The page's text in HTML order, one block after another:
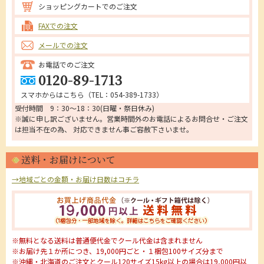
ショッピングカートでのご注文
FAXでの注文
メールでの注文
お電話でのご注文
0120-89-1713
スマホからはこちら（TEL：054-389-1733）
受付時間 9：30～18：30(日曜・祭日休み)
※誠に申し訳ございません。営業時間外のお電話によるお問合せ・ご注文
は担当不在の為、 対応できません事ご容赦下さいませ。
送料・お届けについて
→地域ごとの金額・お届け日数はコチラ
※無料となる送料は普通便代金でクール代金は含まれません
※お届け先１か所につき、19,000円ごと・１梱包100サイズ分まで
※沖縄・北海道のご注文とクール120サイズ15kg以上の場合は19,000円以